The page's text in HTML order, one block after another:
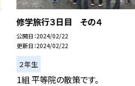
修学旅行３日目 その４
公開日 2024/02/22
更新日 2024/02/22
２年生
1組 平等院の散策です。